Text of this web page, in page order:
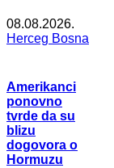
08.08.2026.
Herceg Bosna
Amerikanci
ponovno
tvrde da su
blizu
dogovora o
Hormuzu